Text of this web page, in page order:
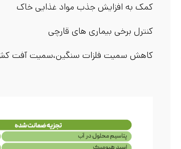
کمک به افزایش جذب مواد غذایی خاک
کنترل برخی بیماری های قارچی
کاهش سمیت فلزات سنگین،سمیت آفت کش